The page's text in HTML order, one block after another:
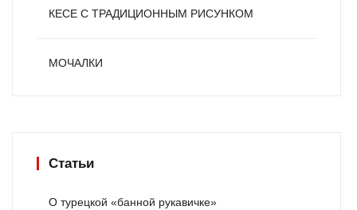
КЕСЕ С ТРАДИЦИОННЫМ РИСУНКОМ
МОЧАЛКИ
Статьи
О турецкой «банной рукавичке»